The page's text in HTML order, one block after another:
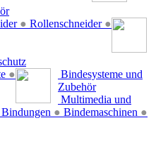
● Rollenschneider ●
●
Bindesysteme und
Zubehör
Bindungen ● Bindemaschinen ●
Multimedia und